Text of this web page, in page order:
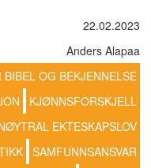
22.02.2023
Anders Alapaa
BIBEL OG BEKJENNELSE
KJØNNSFORSKJELL
EKTESKAPSLOV
SAMFUNNSANSVAR